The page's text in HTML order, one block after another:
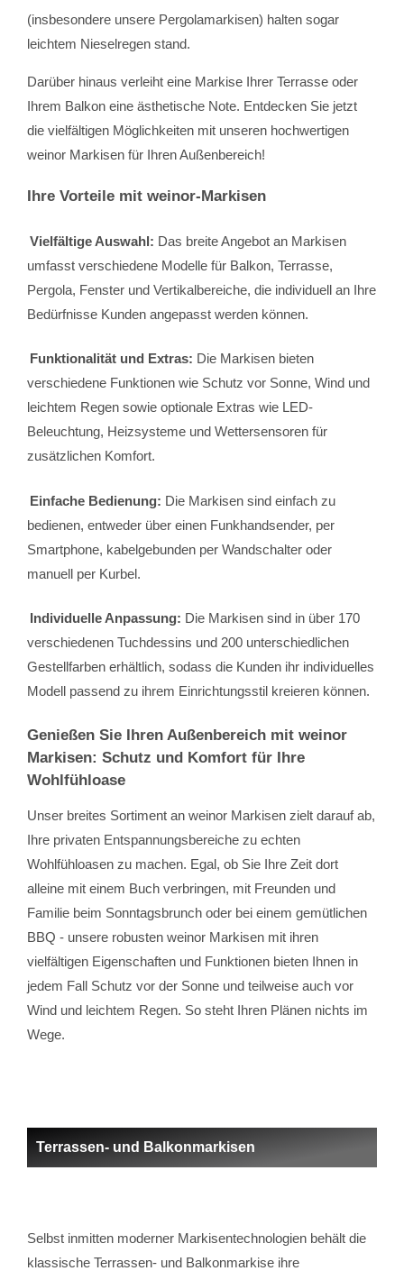
(insbesondere unsere Pergolamarkisen) halten sogar
leichtem Nieselregen stand.
Darüber hinaus verleiht eine Markise Ihrer Terrasse oder
Ihrem Balkon eine ästhetische Note. Entdecken Sie jetzt
die vielfältigen Möglichkeiten mit unseren hochwertigen
weinor Markisen für Ihren Außenbereich!
Ihre Vorteile mit weinor-Markisen
Vielfältige Auswahl: Das breite Angebot an Markisen
umfasst verschiedene Modelle für Balkon, Terrasse,
Pergola, Fenster und Vertikalbereiche, die individuell an Ihre
Bedürfnisse Kunden angepasst werden können.
Funktionalität und Extras: Die Markisen bieten
verschiedene Funktionen wie Schutz vor Sonne, Wind und
leichtem Regen sowie optionale Extras wie LED-
Beleuchtung, Heizsysteme und Wettersensoren für
zusätzlichen Komfort.
Einfache Bedienung: Die Markisen sind einfach zu
bedienen, entweder über einen Funkhandsender, per
Smartphone, kabelgebunden per Wandschalter oder
manuell per Kurbel.
Individuelle Anpassung: Die Markisen sind in über 170
verschiedenen Tuchdessins und 200 unterschiedlichen
Gestellfarben erhältlich, sodass die Kunden ihr individuelles
Modell passend zu ihrem Einrichtungsstil kreieren können.
Genießen Sie Ihren Außenbereich mit weinor
Markisen: Schutz und Komfort für Ihre
Wohlfühloase
Unser breites Sortiment an weinor Markisen zielt darauf ab,
Ihre privaten Entspannungsbereiche zu echten
Wohlfühloasen zu machen. Egal, ob Sie Ihre Zeit dort
alleine mit einem Buch verbringen, mit Freunden und
Familie beim Sonntagsbrunch oder bei einem gemütlichen
BBQ - unsere robusten weinor Markisen mit ihren
vielfältigen Eigenschaften und Funktionen bieten Ihnen in
jedem Fall Schutz vor der Sonne und teilweise auch vor
Wind und leichtem Regen. So steht Ihren Plänen nichts im
Wege.
Terrassen- und Balkonmarkisen
Selbst inmitten moderner Markisentechnologien behält die
klassische Terrassen- und Balkonmarkise ihre